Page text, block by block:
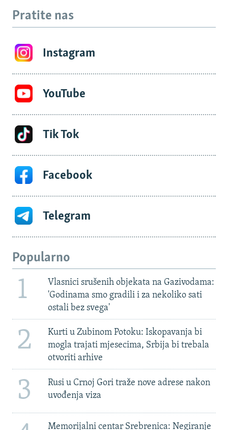
Pratite nas
Instagram
YouTube
Tik Tok
Facebook
Telegram
Popularno
1
Vlasnici srušenih objekata na Gazivodama:
'Godinama smo gradili i za nekoliko sati
ostali bez svega'
2
Kurti u Zubinom Potoku: Iskopavanja bi
mogla trajati mjesecima, Srbija bi trebala
otvoriti arhive
3
Rusi u Crnoj Gori traže nove adrese nakon
uvođenja viza
Memorijalni centar Srebrenica: Negiranje